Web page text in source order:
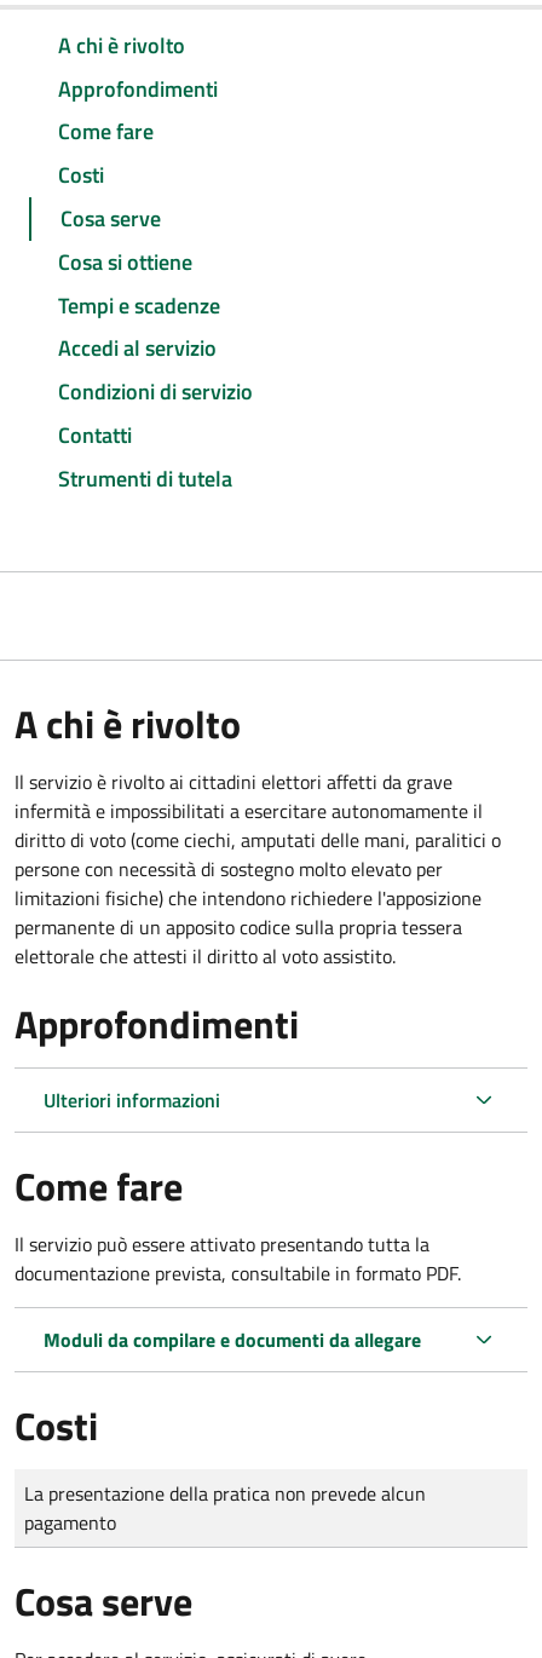
A chi è rivolto
Approfondimenti
Come fare
Costi
Cosa serve
Cosa si ottiene
Tempi e scadenze
Accedi al servizio
Condizioni di servizio
Contatti
Strumenti di tutela
A chi è rivolto
Il servizio è rivolto ai cittadini elettori affetti da grave
infermità e impossibilitati a esercitare autonomamente il
diritto di voto (come ciechi, amputati delle mani, paralitici o
persone con necessità di sostegno molto elevato per
limitazioni fisiche) che intendono richiedere l'apposizione
permanente di un apposito codice sulla propria tessera
elettorale che attesti il diritto al voto assistito.
Approfondimenti
Ulteriori informazioni
Come fare
Il servizio può essere attivato presentando tutta la
documentazione prevista, consultabile in formato PDF.
Moduli da compilare e documenti da allegare
Costi
Tipo di pagamento
Importo
La presentazione della pratica non prevede alcun
pagamento
Cosa serve